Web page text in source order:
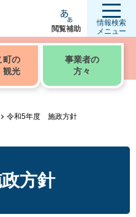
閲覧補助
情報検索
メニュー
町の
観光
事業者の
方々
令和5年度 施政方針
方針